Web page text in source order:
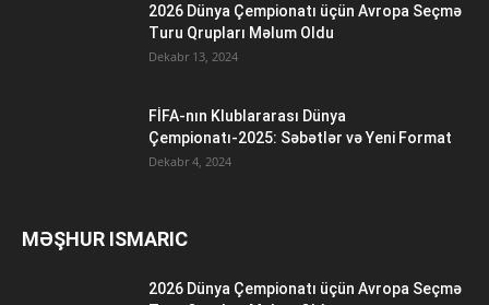
2026 Dünya Çempionatı üçün Avropa Seçmə
Turu Qrupları Məlum Oldu
Dekabr 13, 2024
FİFA-nın Klublararası Dünya
Çempionatı-2025: Səbətlər və Yeni Format
Dekabr 4, 2024
MƏŞHUR ISMARIC
2026 Dünya Çempionatı üçün Avropa Seçmə